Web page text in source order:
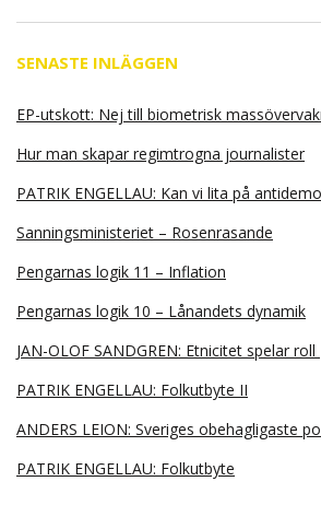
SENASTE INLÄGGEN
EP-utskott: Nej till biometrisk
Hur man skapar regimtrogna journalister
PATRIK ENGELLAU: Kan vi lita på
Sanningsministeriet – Rosenrasande
Pengarnas logik 11 – Inflation
Pengarnas logik 10 – Lånandets dynamik
JAN-OLOF SANDGREN: Etnicitet spelar roll
PATRIK ENGELLAU: Folkutbyte II
ANDERS LEION: Sveriges obehagligaste
PATRIK ENGELLAU: Folkutbyte